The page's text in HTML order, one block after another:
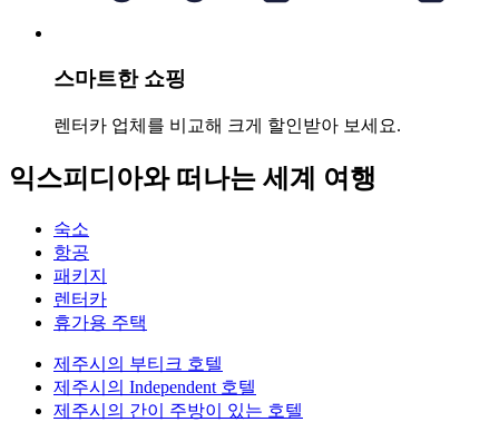
스마트한 쇼핑
렌터카 업체를 비교해 크게 할인받아 보세요.
익스피디아와 떠나는 세계 여행
숙소
항공
패키지
렌터카
휴가용 주택
제주시의 부티크 호텔
제주시의 Independent 호텔
제주시의 간이 주방이 있는 호텔